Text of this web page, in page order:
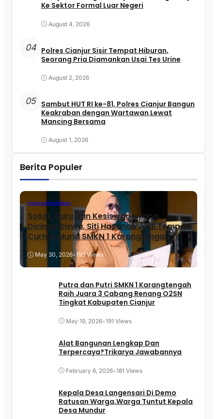
Ke Sektor Formal Luar Negeri
August 4, 2026
04 Polres Cianjur Sisir Tempat Hiburan,
Seorang Pria Diamankan Usai Tes Urine
August 2, 2026
05 Sambut HUT RI ke-81, Polres Cianjur Bangun
Keakraban dengan Wartawan Lewat
Mancing Bersama
August 1, 2026
Berita Populer
InspirasiPendidikan
Sosok Guru dan Kesiswaan yang
Dicintai Siswa, Siti Hasanah Jadi Tempat
Curhat Murid SMKN 1 Karangtengah
May 30, 2026•193 Views
Putra dan Putri SMKN 1 Karangtengah
Raih Juara 3 Cabang Renang O2SN
Tingkat Kabupaten Cianjur
May 19, 2026•191 Views
Alat Bangunan Lengkap Dan
Terpercaya?Trikarya Jawabannya
February 6, 2026•181 Views
Kepala Desa Langensari Di Demo
Ratusan Warga,Warga Tuntut Kepala
Desa Mundur